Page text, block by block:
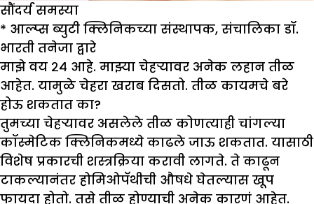
सौंदर्य समस्या
* आल्प्स ब्युटी क्लिनिकच्या संस्थापक, संचालिका डॉ.
भारती तनेजा द्वारे
माझेवय २४ आहे. माझ् या चेहऱ्यावर अनेक लहान तीळ
आहेत. यामुळे चेहरा खराब दिसतो. तीळ कायमचे बरे
होऊ शकतात का?
तुमच्या चेहऱ्यावर असलेले तीळ कोणत्याही चांगल्या
कॉस्मेटिक क्लिनिकमध्ये काढले जाऊ शकतात. यासाठी
विशेष प्रकारची शस्त्रक्रिया करावी लागते. ते काढून
टाकल्यानंतर होमिओपॅथीची औषधे घेतल्यास खूप
फायदा होतो. तसे तीळ होण्याची अनेक कारणं आहेत.